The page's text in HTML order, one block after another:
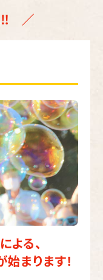
‼ ／
よる、
まります！